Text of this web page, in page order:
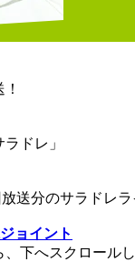
ドレ」
送分のサラドレラ
ョイント
下へスクロールし